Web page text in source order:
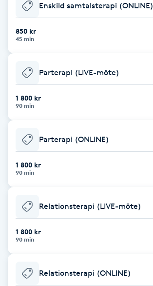
Color correction
Cryoterapi
Damklippning
Dermapen
Diamantslipning
Enzympeeling
Extensions
Extensions borttagning
Enskild samtalsterapi (ONLINE)
850 kr
45 min
Parterapi (LIVE-möte)
1 800 kr
90 min
Parterapi (ONLINE)
1 800 kr
90 min
Relationsterapi (LIVE-möte)
1 800 kr
90 min
Relationsterapi (ONLINE)